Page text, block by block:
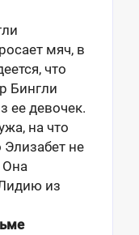
мяч, в
что
Бингли
ее девочек.
на что
Элизабет не
Она
из